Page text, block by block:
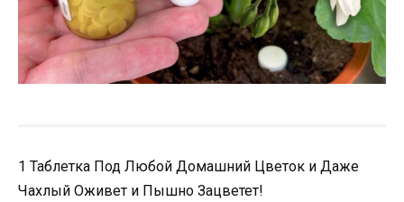
1 Таблетка Под Любой Домашний Цветок и Даже
Чахлый Оживет и Пышно Зацветет!